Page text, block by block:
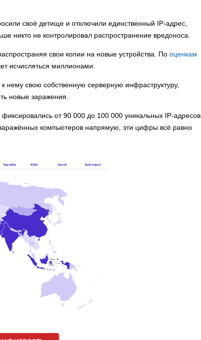
своё детище и отключили единственный IP-адрес,
никто не контролировал распространение вредоноса.
свои копии на новые устройства. По оценкам
исчисляться миллионами.
свою собственную серверную инфраструктуру,
новые заражения.
от 90 000 до 100 000 уникальных IP-адресов.
компьютеров напрямую, эти цифры всё равно